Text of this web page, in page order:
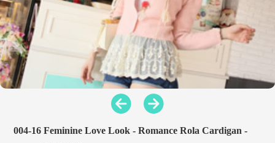
004-16 Feminine Love Look - Romance Rola Cardigan -